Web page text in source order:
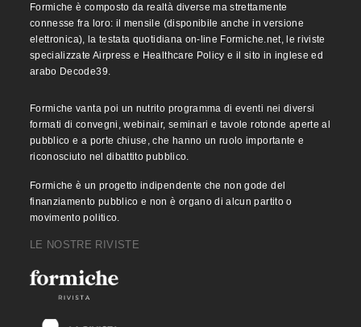
Formiche è composto da realtà diverse ma strettamente
connesse fra loro: il mensile (disponibile anche in versione
elettronica), la testata quotidiana on-line Formiche.net, le riviste
specializzate Airpress e Healthcare Policy e il sito in inglese ed
arabo Decode39.
Formiche vanta poi un nutrito programma di eventi nei diversi
formati di convegni, webinair, seminari e tavole rotonde aperte al
pubblico e a porte chiuse, che hanno un ruolo importante e
riconosciuto nel dibattito pubblico.
Formiche è un progetto indipendente che non gode del
finanziamento pubblico e non è organo di alcun partito o
movimento politico.
LE NOSTRE RIVISTE